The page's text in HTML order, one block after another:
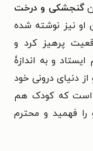
گنجشکی و درخت
او نیز نوشته شده
پرهیز کرد و
و به اندازۀ
دنیای درونی خود
است که کودک هم
فهمید و محترم